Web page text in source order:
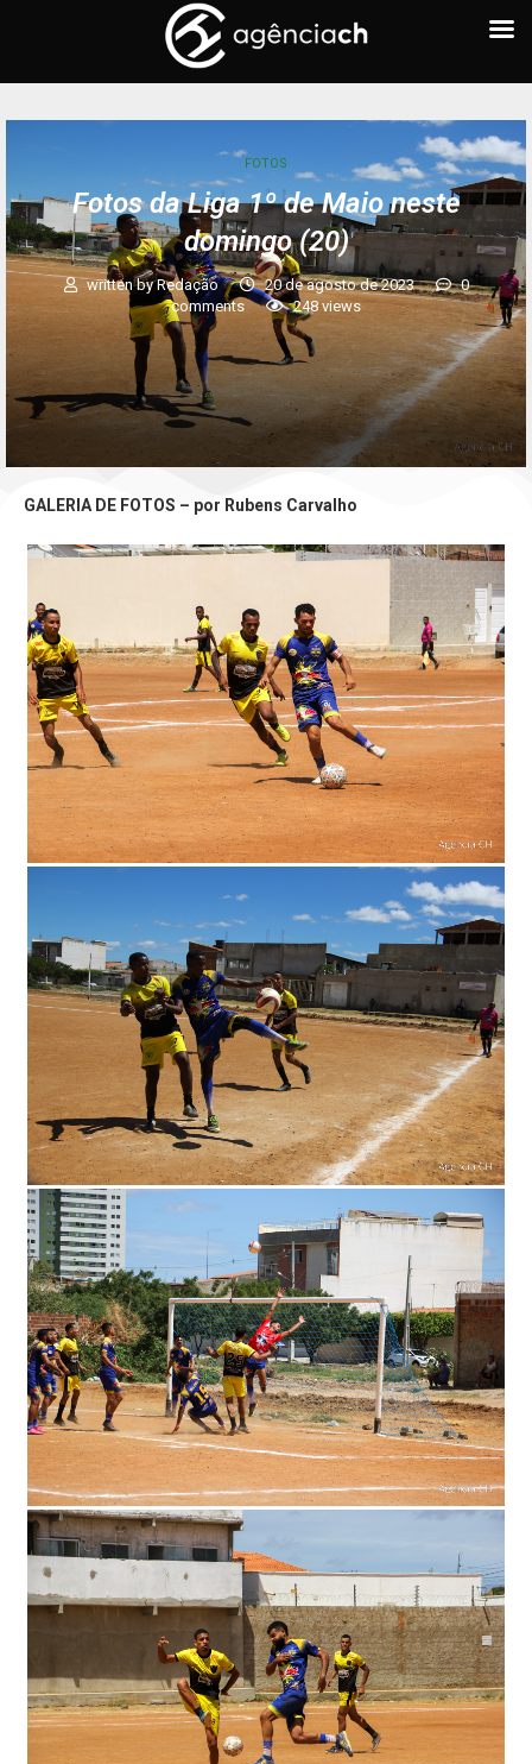
FOTOS
Fotos da Liga 1º de Maio neste
domingo (20)
written byRedação 20 de agosto de 2023
0
comments
248views
GALERIA DE FOTOS – por Rubens Carvalho